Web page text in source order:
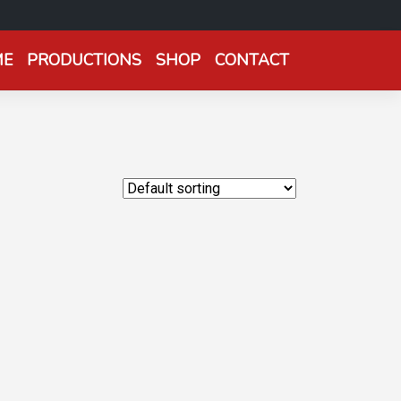
PRODUCTIONS SHOP CONTACT